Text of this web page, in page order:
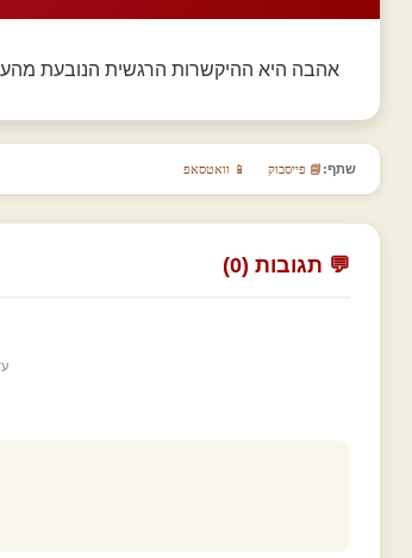
אהבה היא ההיקשרות הרגשית הנובעת
שתף: 📘 פייסבוק 📱 וואטסאפ
💬 תגובות (0)